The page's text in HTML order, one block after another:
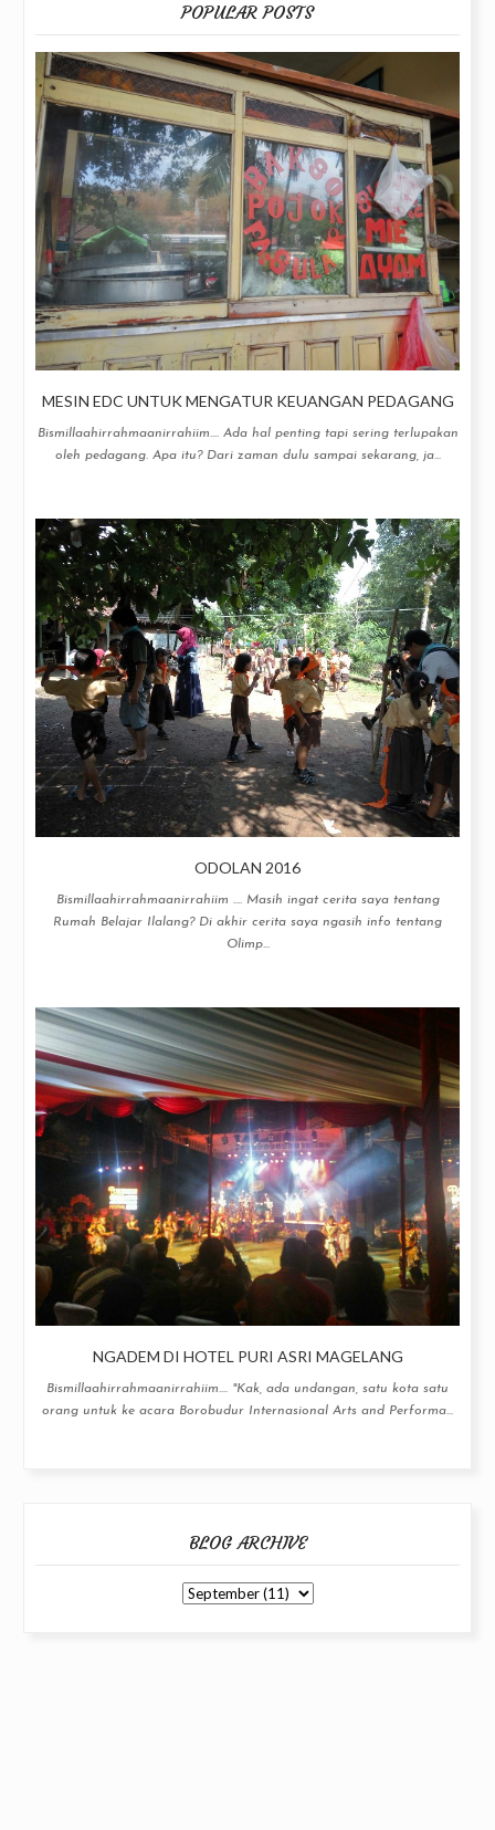
POPULAR POSTS
MESIN EDC UNTUK MENGATUR KEUANGAN PEDAGANG
Bismillaahirrahmaanirrahiim.... Ada hal penting tapi sering terlupakan
oleh pedagang. Apa itu? Dari zaman dulu sampai sekarang, ja...
ODOLAN 2016
Bismillaahirrahmaanirrahiim .... Masih ingat cerita saya tentang
Rumah Belajar Ilalang? Di akhir cerita saya ngasih info tentang
Olimp...
NGADEM DI HOTEL PURI ASRI MAGELANG
Bismillaahirrahmaanirrahiim.... "Kak, ada undangan, satu kota satu
orang untuk ke acara Borobudur Internasional Arts and Performa...
BLOG ARCHIVE